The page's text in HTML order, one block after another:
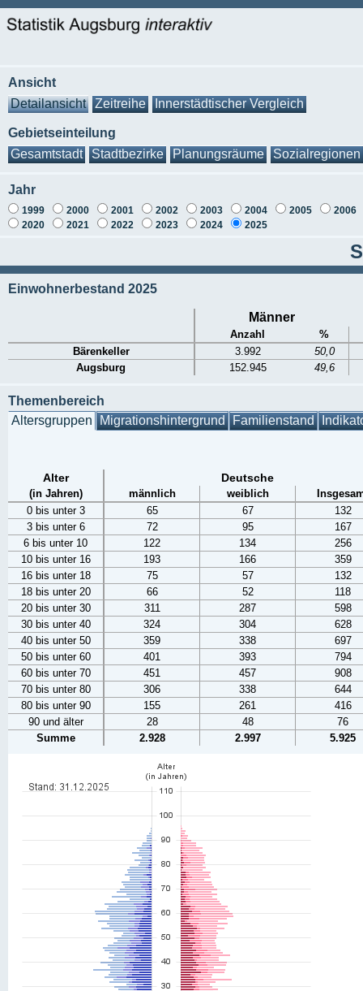
Ansicht
Detailansicht
Zeitreihe Innerstädtischer Vergleich
Gebietseinteilung
Gesamtstadt
Stadtbezirke Planungsräume Sozialregionen
Jahr
1999 2000 2001 2002 2003 2004 2005
2006
2020
2021 2022 2023 2024 2025
Einwohnerbestand 2025
Männer
Anzahl
%
Bärenkeller
3.992
50,0
Augsburg
152.945 49,6
Themenbereich
Altersgruppen Migrationshintergrund Familienstand
Alter Deutsche
(in Jahren) männlich weiblich
0 bis unter 3
65 67
132
3 bis unter 6
72 95
167
6 bis unter 10
122 134
256
10 bis unter 16
193 166
359
16 bis unter 18
75 57
132
18 bis unter 20
66 52
118
20 bis unter 30
311 287
598
30 bis unter 40
324 304
628
40 bis unter 50
359 338
697
50 bis unter 60
401 393
794
60 bis unter 70
451 457
908
70 bis unter 80
306 338
644
80 bis unter 90
155 261
416
90 und älter
28 48
76
Summe
2.928 2.997 5.925